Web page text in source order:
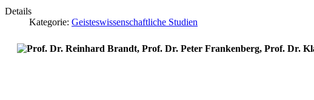
Details
Kategorie: Geisteswissenschaftliche Studien